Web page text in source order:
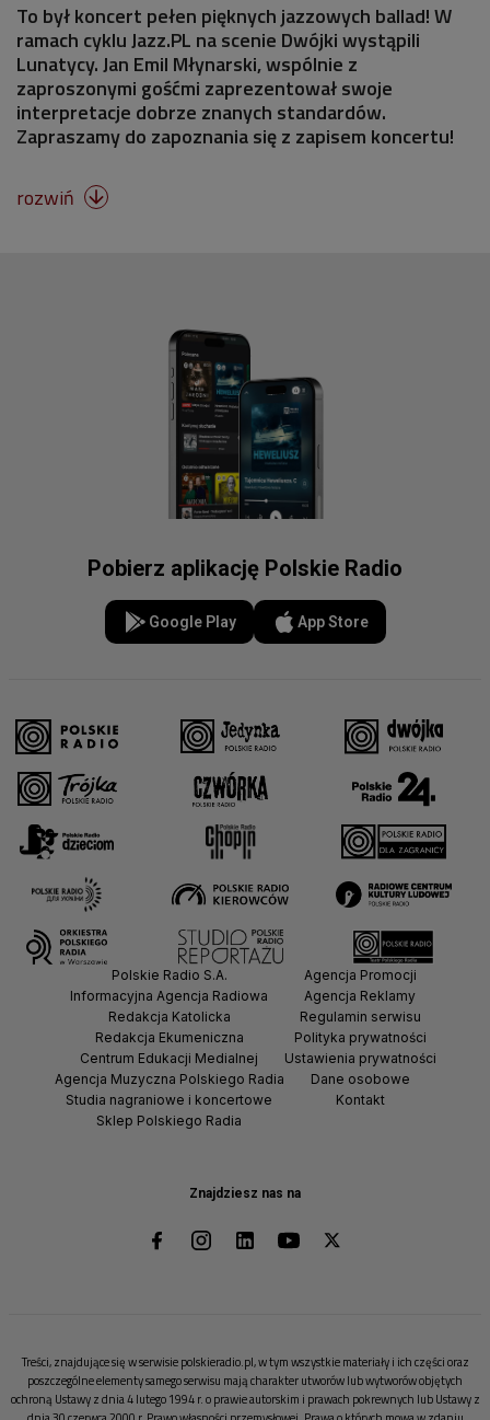
To był koncert pełen pięknych jazzowych ballad! W
ramach cyklu Jazz.PL na scenie Dwójki wystąpili
Lunatycy. Jan Emil Młynarski, wspólnie z
zaproszonymi gośćmi zaprezentował swoje
interpretacje dobrze znanych standardów.
Zapraszamy do zapoznania się z zapisem koncertu!
rozwiń 
Pobierz aplikację Polskie Radio
Google Play App Store
Znajdziesz nas na
Polskie Radio S.A.
Informacyjna Agencja Radiowa
Redakcja Katolicka
Redakcja Ekumeniczna
Centrum Edukacji Medialnej
Agencja Muzyczna Polskiego Radia
Studia nagraniowe i koncertowe
Sklep Polskiego Radia
Agencja Promocji
Agencja Reklamy
Regulamin serwisu
Polityka prywatności
Ustawienia prywatności
Dane osobowe
Kontakt
Treści, znajdujące się w serwisie polskieradio.pl, w tym wszystkie materiały i ich części oraz
poszczególne elementy samego serwisu mają charakter utworów lub wytworów objętych
ochroną Ustawy z dnia 4 lutego 1994 r. o prawie autorskim i prawach pokrewnych lub Ustawy z